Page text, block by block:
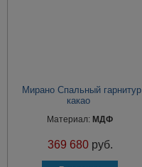
Мирано Спальный гарнитур
какао
Материал: МДФ
369 680 руб.